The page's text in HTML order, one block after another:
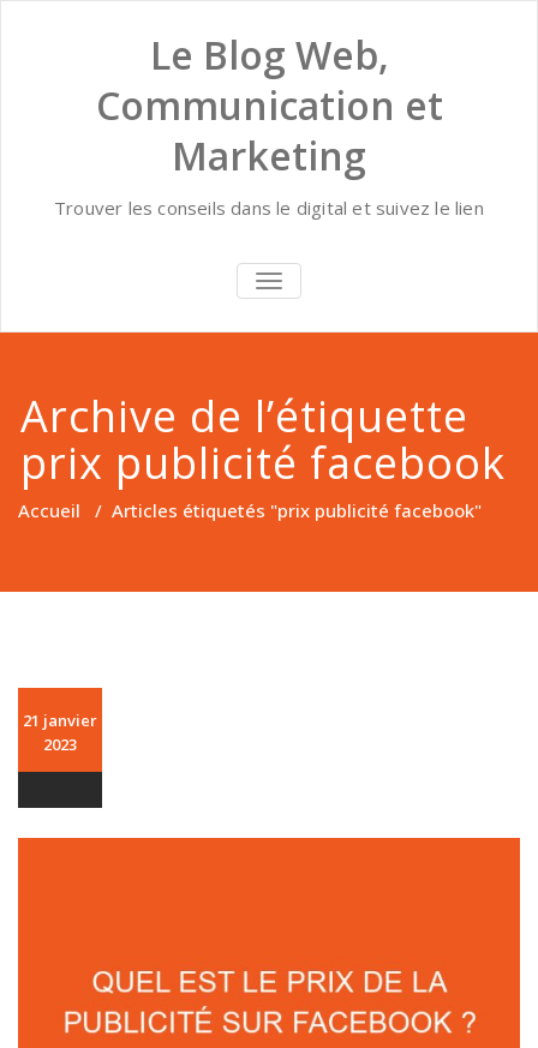
Le Blog Web,
Communication et
Marketing
Trouver les conseils dans le digital et suivez le lien
AFFICHER/MASQUER
LA
Archive de l’étiquette
prix publicité facebook
Accueil / Articles étiquetés "prix publicité facebook"
21 janvier
2023